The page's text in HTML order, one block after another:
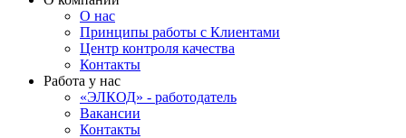
О нас
Принципы работы с Клиентами
Центр контроля качества
Контакты
Работа у нас
«ЭЛКОД» - работодатель
Вакансии
Контакты